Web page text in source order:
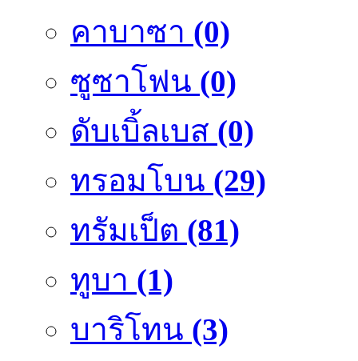
คาบาซา (0)
ซูซาโฟน (0)
ดับเบิ้ลเบส (0)
ทรอมโบน (29)
ทรัมเป็ต (81)
ทูบา (1)
บาริโทน (3)